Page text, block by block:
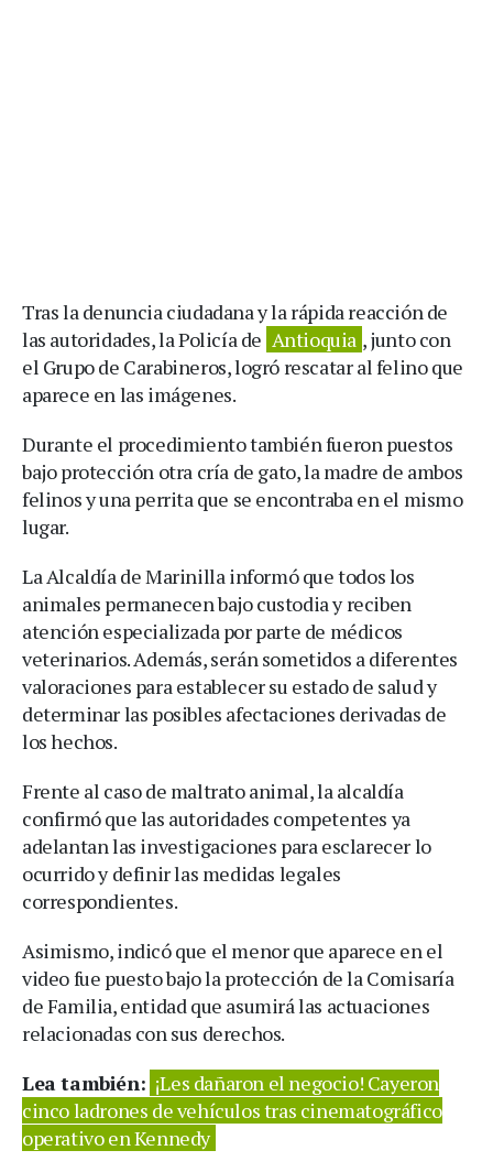
Tras la denuncia ciudadana y la rápida reacción de
las autoridades, la Policía de Antioquia , junto con
el Grupo de Carabineros, logró rescatar al felino que
aparece en las imágenes.
Durante el procedimiento también fueron puestos
bajo protección otra cría de gato, la madre de ambos
felinos y una perrita que se encontraba en el mismo
lugar.
La Alcaldía de Marinilla informó que todos los
animales permanecen bajo custodia y reciben
atención especializada por parte de médicos
veterinarios. Además, serán sometidos a diferentes
valoraciones para establecer su estado de salud y
determinar las posibles afectaciones derivadas de
los hechos.
Frente al caso de maltrato animal, la alcaldía
confirmó que las autoridades competentes ya
adelantan las investigaciones para esclarecer lo
ocurrido y definir las medidas legales
correspondientes.
Asimismo, indicó que el menor que aparece en el
video fue puesto bajo la protección de la Comisaría
de Familia, entidad que asumirá las actuaciones
relacionadas con sus derechos.
Lea también: ¡Les dañaron el negocio! Cayeron
cinco ladrones de vehículos tras cinematográfico
operativo en Kennedy